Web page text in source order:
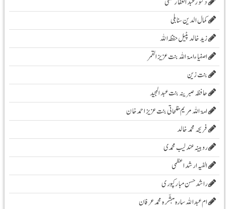
کمال الدین سنابلی
زیدخالد پٹیل حفظہ اللہ
اصفیاء امۃ اللہ بنت عزیز القمر
بنت زین
حافظہ صبرینہ بنت عبد المجید
امۃ اللہ مریم مفلحاتی بنت عزیز احمد خان
فریحہ محمد خالد
روبینہ عندلیب محمدی
الفیہ ارشد اعظمی
راشد حسن مبارکپوری
ام عبداللہ سارہ مبشّرہ محمد عرفان